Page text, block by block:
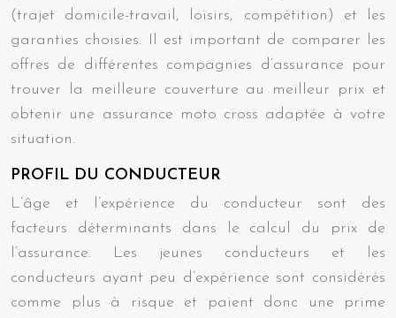
(trajet domicile-travail, loisirs, compétition) et les
garanties choisies. Il est important de comparer les
offres de différentes compagnies d’assurance pour
trouver la meilleure couverture au meilleur prix et
obtenir une assurance moto cross adaptée à votre
situation.
PROFIL DU CONDUCTEUR
L’âge et l’expérience du conducteur sont des
facteurs déterminants dans le calcul du prix de
l’assurance. Les jeunes conducteurs et les
conducteurs ayant peu d’expérience sont considérés
comme plus à risque et paient donc une prime